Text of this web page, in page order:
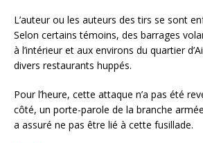
L’auteur ou les auteurs des tirs se sont
Selon certains témoins, des barrages
à l’intérieur et aux environs du quartier
divers restaurants huppés.
Pour l’heure, cette attaque n’a pas été
côté, un porte-parole de la branche
a assuré ne pas être lié à cette fusillade.